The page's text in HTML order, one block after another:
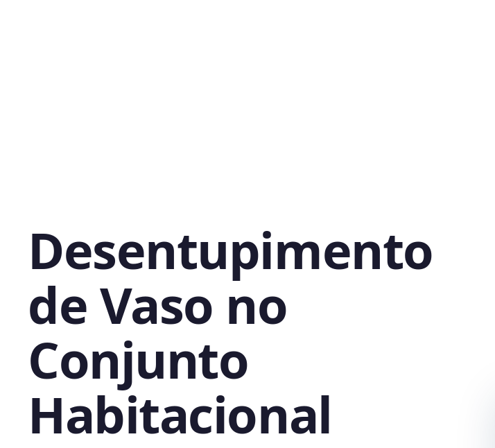
Desentupimento
de Vaso no
Conjunto
Habitacional